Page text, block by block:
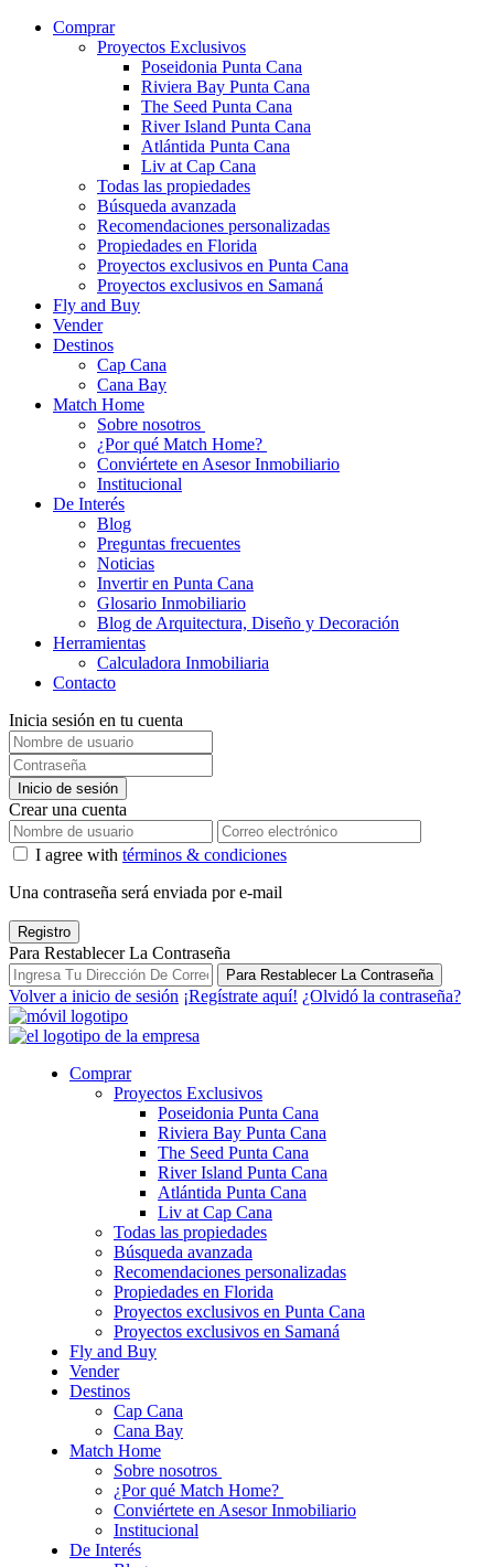
Comprar
Proyectos Exclusivos
Poseidonia Punta Cana
Riviera Bay Punta Cana
The Seed Punta Cana
River Island Punta Cana
Atlántida Punta Cana
Liv at Cap Cana
Todas las propiedades
Búsqueda avanzada
Recomendaciones personalizadas
Propiedades en Florida
Proyectos exclusivos en Punta Cana
Proyectos exclusivos en Samaná
Fly and Buy
Vender
Destinos
Cap Cana
Cana Bay
Match Home
Sobre nosotros
¿Por qué Match Home?
Conviértete en Asesor Inmobiliario
Institucional
De Interés
Blog
Preguntas frecuentes
Noticias
Invertir en Punta Cana
Glosario Inmobiliario
Blog de Arquitectura, Diseño y Decoración
Herramientas
Calculadora Inmobiliaria
Contacto
Inicia sesión en tu cuenta
Inicio de sesión
Crear una cuenta
I agree with términos & condiciones
Una contraseña será enviada por e-mail
Registro
Para Restablecer La Contraseña
Para Restablecer La Contraseña
Volver a inicio de sesión ¡Regístrate aquí! ¿Olvidó la contraseña?
Comprar
Proyectos Exclusivos
Poseidonia Punta Cana
Riviera Bay Punta Cana
The Seed Punta Cana
River Island Punta Cana
Atlántida Punta Cana
Liv at Cap Cana
Todas las propiedades
Búsqueda avanzada
Recomendaciones personalizadas
Propiedades en Florida
Proyectos exclusivos en Punta Cana
Proyectos exclusivos en Samaná
Fly and Buy
Vender
Destinos
Cap Cana
Cana Bay
Match Home
Sobre nosotros
¿Por qué Match Home?
Conviértete en Asesor Inmobiliario
Institucional
De Interés